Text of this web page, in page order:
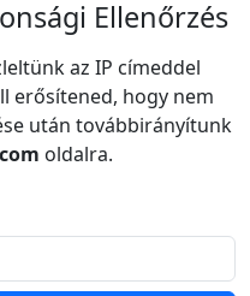
Ellenőrzés
az IP címeddel
erősítened, hogy nem
után továbbirányítunk
oldalra.